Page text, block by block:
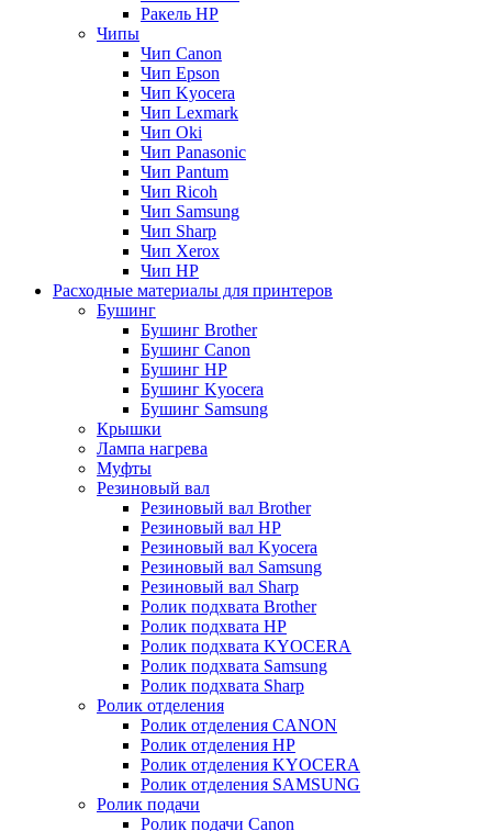
Ракель НР
Чипы
Чип Canon
Чип Epson
Чип Kyocera
Чип Lexmark
Чип Oki
Чип Panasonic
Чип Pantum
Чип Ricoh
Чип Samsung
Чип Sharp
Чип Xerox
Чип НР
Расходные материалы для принтеров
Бушинг
Бушинг Brother
Бушинг Canon
Бушинг HP
Бушинг Kyocera
Бушинг Samsung
Крышки
Лампа нагрева
Муфты
Резиновый вал
Резиновый вал Brother
Резиновый вал HP
Резиновый вал Kyocera
Резиновый вал Samsung
Резиновый вал Sharp
Ролик подхвата Brother
Ролик подхвата HP
Ролик подхвата KYOCERA
Ролик подхвата Samsung
Ролик подхвата Sharp
Ролик отделения
Ролик отделения CANON
Ролик отделения HP
Ролик отделения KYOCERA
Ролик отделения SAMSUNG
Ролик подачи
Ролик подачи Canon